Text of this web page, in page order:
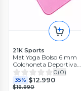
21K Sports
Mat Yoga Bolso 6 mm
Colchoneta Deportiva
Antideslizante0(0)
35% $12.990
$19.990